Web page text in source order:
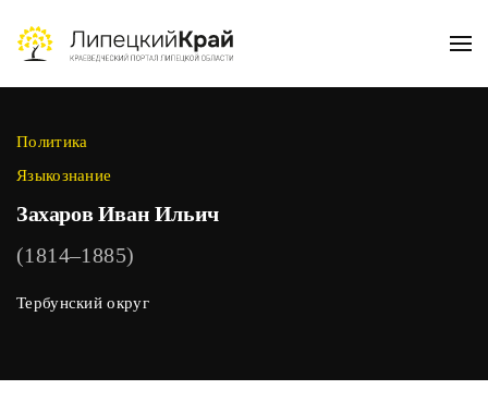
Skip to main content
Политика
Языкознание
Захаров Иван Ильич
(1814–1885)
Тербунский округ